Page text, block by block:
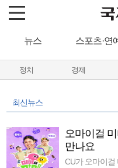
뉴스 스포츠·연
정치 경제
최신뉴스
오마이걸
만나요
CU가 오마이걸